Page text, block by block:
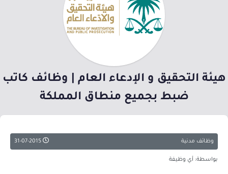
هيئة التحقيق و الإدعاء العام | وظائف كاتب
ضبط بجميع منطاق المملكة
وظائف مدنية
بواسطة: أي وظيفة